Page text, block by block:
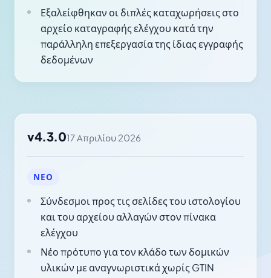
Εξαλείφθηκαν οι διπλές καταχωρήσεις στο
αρχείο καταγραφής ελέγχου κατά την
παράλληλη επεξεργασία της ίδιας εγγραφής
δεδομένων
v4.3.017 Απριλίου 2026
ΝΈΟ
Σύνδεσμοι προς τις σελίδες του ιστολογίου
και του αρχείου αλλαγών στον πίνακα
ελέγχου
Νέο πρότυπο για τον κλάδο των δομικών
υλικών με αναγνωριστικά χωρίς GTIN